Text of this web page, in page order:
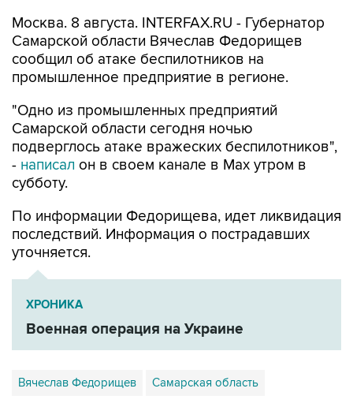
Москва. 8 августа. INTERFAX.RU - Губернатор
Самарской области Вячеслав Федорищев
сообщил об атаке беспилотников на
промышленное предприятие в регионе.
"Одно из промышленных предприятий
Самарской области сегодня ночью
подверглось атаке вражеских беспилотников",
- написал он в своем канале в Max утром в
субботу.
По информации Федорищева, идет ликвидация
последствий. Информация о пострадавших
уточняется.
ХРОНИКА
Военная операция на Украине
Вячеслав Федорищев Самарская область